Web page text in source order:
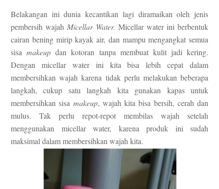
Belakangan ini dunia kecantikan lagi diramaikan oleh jenis
pembersih wajah Micellar Water. Micellarwater ini berbentuk
cairan bening mirip kayak air, dan mampu mengangkat semua
sisamakeupdan kotoran tanpa membuat kulit jadi kering.
Dengan micellar water ini kita bisa lebih cepat dalam
membersihkan wajah karena tidak perlu melakukan beberapa
langkah, cukup satu langkah kita gunakan kapas untuk
membersihkan sisa makeup, wajah kita bisa bersih, cerah dan
mulus. Tak perlu repot-repot membilas wajah setelah
menggunakan micellar water, karena produk ini sudah
maksimal dalam membersihkan wajah kita.